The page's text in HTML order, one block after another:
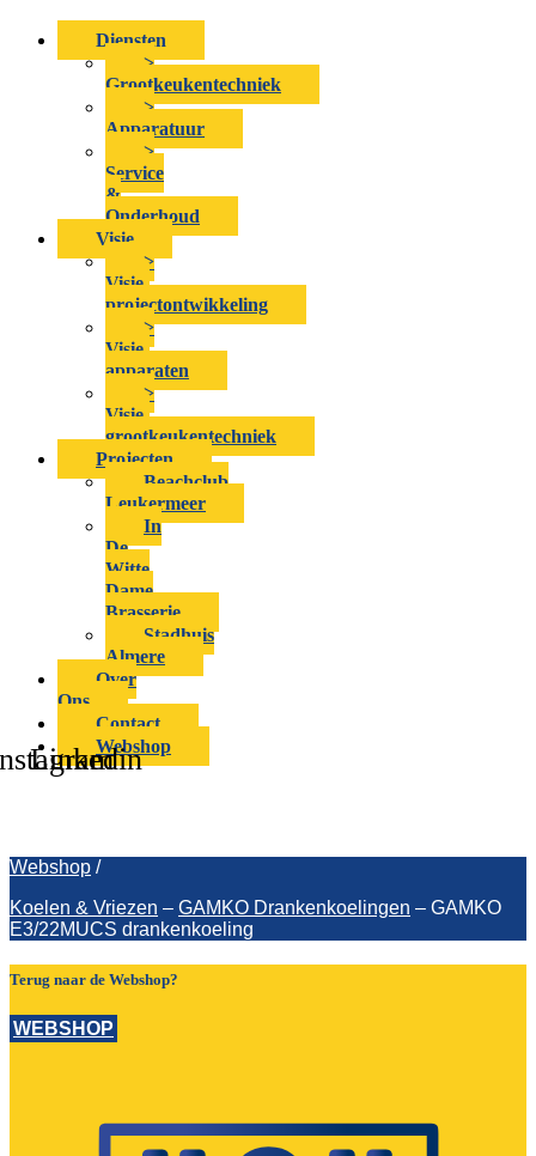
Diensten
>
Grootkeukentechniek
>
Apparatuur
>
Service
&
Onderhoud
Visie
>
Visie-
projectontwikkeling
>
Visie-
apparaten
>
Visie-
grootkeukentechniek
Projecten
Beachclub
Leukermeer
In
De
Witte
Dame
Brasserie
Stadhuis
Almere
Over
Ons
Contact
Webshop
Linkedin
Webshop /
Koelen & Vriezen – GAMKO Drankenkoelingen – GAMKO
E3/22MUCS drankenkoeling
Terug naar de Webshop?
WEBSHOP